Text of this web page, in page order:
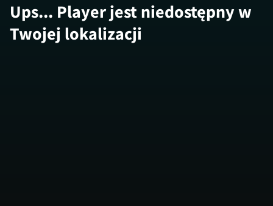
Ups... Player jest niedostępny w
Twojej lokalizacji